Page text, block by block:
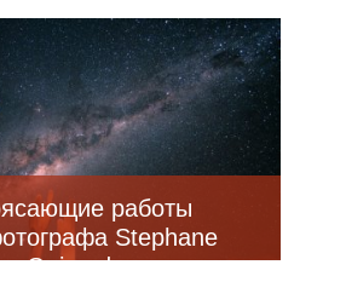
работы
Stephane
Guisard